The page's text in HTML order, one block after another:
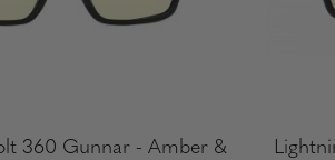
360 Gunnar - Amber &